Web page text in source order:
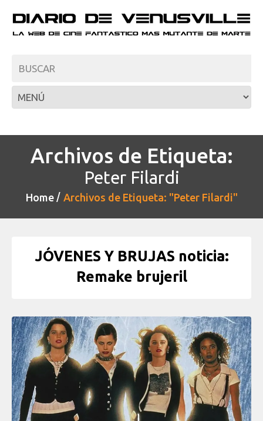
Archivos de Etiqueta:
Peter Filardi
Home Archivos de Etiqueta: "Peter Filardi"
JÓVENES Y BRUJAS noticia:
Remake brujeril